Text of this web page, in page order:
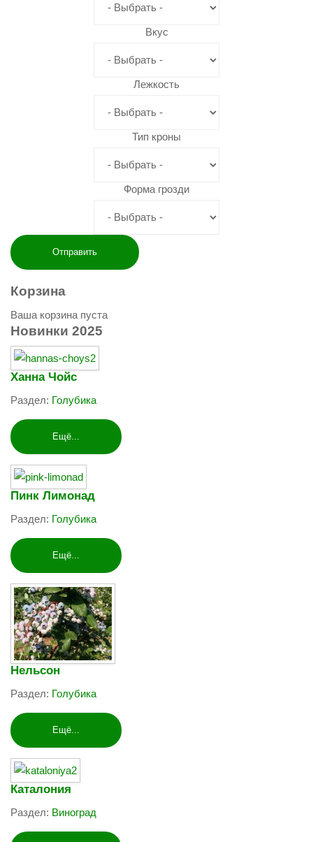
Вкус
Лежкость
Тип кроны
Форма грозди
Корзина
Ваша корзина пуста
Новинки 2025
Ханна Чойс
Раздел: Голубика
Ещё...
Пинк Лимонад
Раздел: Голубика
Ещё...
Нельсон
Раздел: Голубика
Ещё...
Каталония
Раздел: Виноград